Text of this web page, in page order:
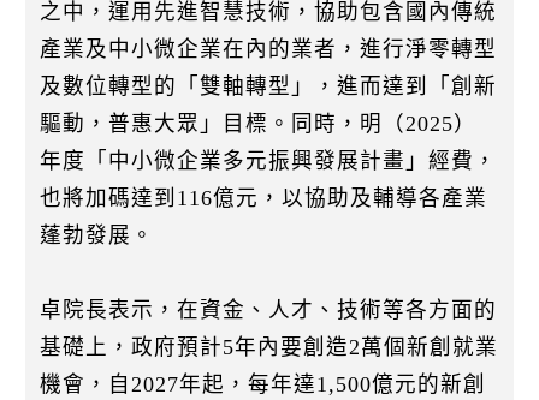
之中，運用先進智慧技術，協助包含國內傳統
產業及中小微企業在內的業者，進行淨零轉型
及數位轉型的「雙軸轉型」，進而達到「創新
驅動，普惠大眾」目標。同時，明（2025）
年度「中小微企業多元振興發展計畫」經費，
也將加碼達到116億元，以協助及輔導各產業
蓬勃發展。
卓院長表示，在資金、人才、技術等各方面的
基礎上，政府預計5年內要創造2萬個新創就業
機會，自2027年起，每年達1,500億元的新創